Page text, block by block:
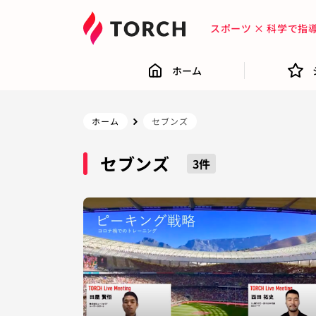
スポーツ × 科学で指
ホーム セブンズ
セブンズ 3件
ホーム